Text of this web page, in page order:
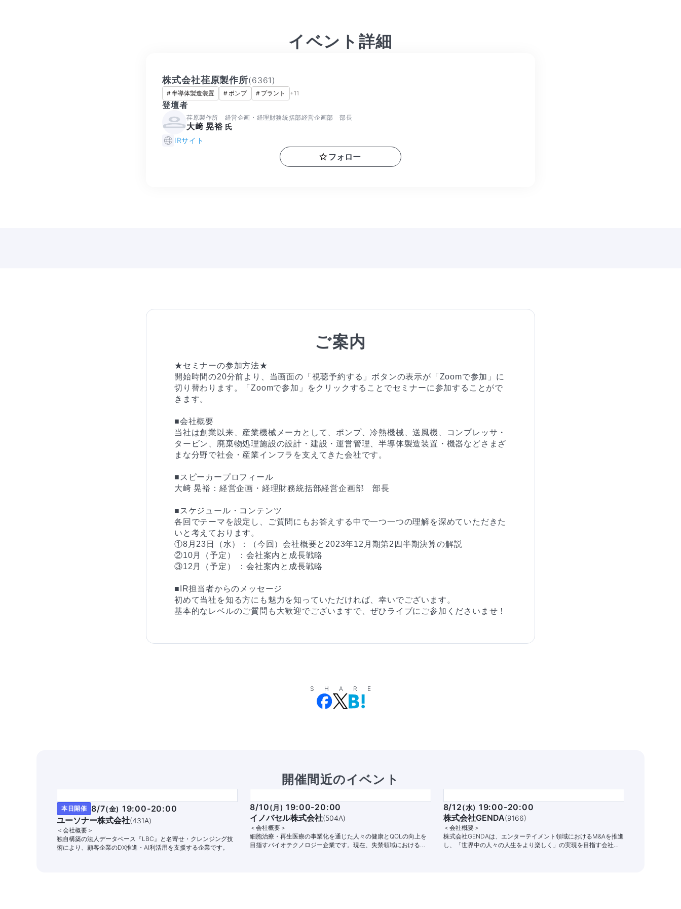
イベント詳細
株式会社荏原製作所(6361 )
#半導体製造装置 #ポンプ # プラント +11
登壇者
荏原製作所 経営企画・経理財務統括部経営企画部 部長
大﨑 晃裕 氏
IRサイト
フォロー
ご案内
★セミナーの参加方法★
開始時間の20分前より、当画面の「視聴予約する」ボタンの表示が「Zoomで参加」に
切り替わります。「Zoomで参加」をクリックすることでセミナーに参加することがで
きます。
■会社概要
当社は創業以来、産業機械メーカとして、ポンプ、冷熱機械、送風機、コンプレッサ・
タービン、廃棄物処理施設の設計・建設・運営管理、半導体製造装置・機器などさまざ
まな分野で社会・産業インフラを支えてきた会社です。
■スピーカープロフィール
大﨑 晃裕：経営企画・経理財務統括部経営企画部　部長
■スケジュール・コンテンツ
各回でテーマを設定し、ご質問にもお答えする中で一つ一つの理解を深めていただきた
いと考えております。
①8月23日（水）：（今回）会社概要と2023年12月期第2四半期決算の解説
②10月（予定） ：会社案内と成長戦略
③12月（予定） ：会社案内と成長戦略
■IR担当者からのメッセージ
初めて当社を知る方にも魅力を知っていただければ、幸いでございます。
SHARE
開催間近のイベント
本日開催 8/7(金) 19:00-20:00
ユーソナー株式会社(431A)
＜会社概要＞
独自構築の法人データベース『LBC』と名寄せ・クレンジング技
術により、顧客企業のDX推進・AI利活用を支援する企業です。
8/10( 月) 19:00-20:00
イノバセル株式会社(504A)
＜会社概要＞
細胞治療・再生医療の事業化を通じた人々の健康とQOLの向上を
目指すバイオテクノロジー企業です。現在、失禁領域における自
8/12(水) 19:00-20:00
株式会社GENDA(9166)
＜会社概要＞
株式会社GENDAは、エンターテイメント領域におけるM&Aを推進
し、「世界中の人々の人生をより楽しく」の実現を目指す会社で